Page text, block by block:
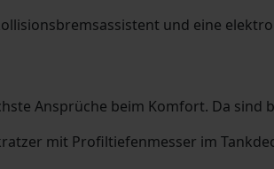
und eine
Ansprüche beim Komfort. Da sind
mit Profiltiefenmesser im